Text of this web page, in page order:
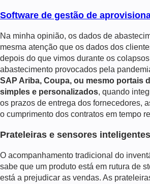
Software de gestão de
Na minha opinião, os dados de
mesma atenção que os dados dos
depois do que vimos durante os
abastecimento provocados pela
SAP Ariba, Coupa, ou mesmo portais
simples e personalizados, quando
os prazos de entrega dos fornecedores,
o cumprimento dos contratos em tempo
Prateleiras e sensores
O acompanhamento tradicional do
sabe que um produto está em rutura de
está a prejudicar as vendas. As